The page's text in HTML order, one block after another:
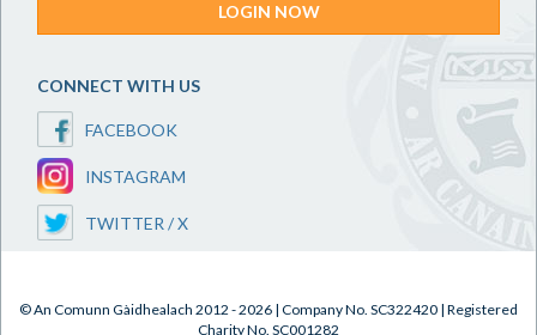
LOGIN NOW
CONNECT WITH US
FACEBOOK
INSTAGRAM
TWITTER / X
© An Comunn Gàidhealach 2012 - 2026 | Company No. SC322420 | Registered
Charity No. SC001282